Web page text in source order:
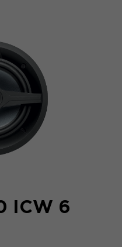
ICW 6